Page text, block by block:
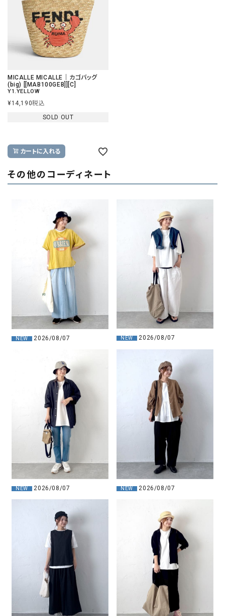
MICALLE MICALLE｜カゴバッグ
(big) [[MAB100GEB]][C]
Y1.YELLOW
¥14,190税込
SOLD OUT
カートに入れる
その他のコーディネート
NEW 2026/08/07 NEW 2026/08/07
NEW 2026/08/07 NEW 2026/08/07